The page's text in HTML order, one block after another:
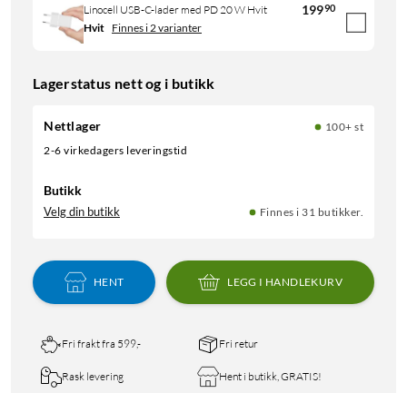
Linocell USB-C-lader med PD 20 W Hvit 19990
Hvit Finnes i 2 varianter
Lagerstatus nett og i butikk
Nettlager
100+ st
2-6 virkedagers leveringstid
Butikk
Velg din butikk Finnes i 31 butikker.
HENT LEGG I HANDLEKURV
Fri frakt fra 599,- Fri retur
Rask levering Hent i butikk, GRATIS!